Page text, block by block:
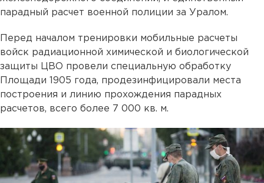
парадный расчет военной полиции за Уралом.
Перед началом тренировки мобильные расчеты
войск радиационной химической и биологической
защиты ЦВО провели специальную обработку
Площади 1905 года, продезинфицировали места
построения и линию прохождения парадных
расчетов, всего более 7 000 кв. м.